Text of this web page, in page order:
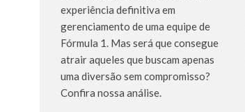
experiência definitiva em
gerenciamento de uma equipe de
Fórmula 1. Mas será que consegue
atrair aqueles que buscam apenas
uma diversão sem compromisso?
Confira nossa análise.